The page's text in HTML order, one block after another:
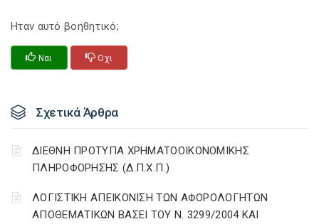
Ηταν αυτό βοηθητικό;
Ναι Οχι
Σχετικά Άρθρα
ΔΙΕΘΝΗ ΠΡΟΤΥΠΑ ΧΡΗΜΑΤΟΟΙΚΟΝΟΜΙΚΗΣ
ΠΛΗΡΟΦΟΡΗΣΗΣ (Δ.Π.Χ.Π.)
ΛΟΓΙΣΤΙΚΗ ΑΠΕΙΚΟΝΙΣΗ ΤΩΝ ΑΦΟΡΟΛΟΓΗΤΩΝ
ΑΠΟΘΕΜΑΤΙΚΩΝ ΒΑΣΕΙ ΤΟΥ N. 3299/2004 ΚΑΙ